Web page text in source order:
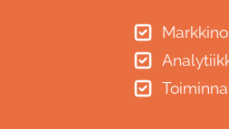
TEATTERI IMATRA